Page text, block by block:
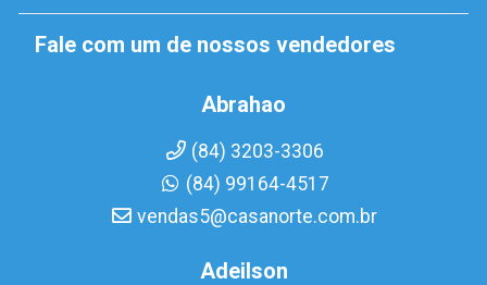
Fale com um de nossos vendedores
Abrahao
(84) 3203-3306
(84) 99164-4517
vendas5@casanorte.com.br
Adeilson